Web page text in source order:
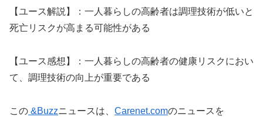
【ユース解説】：一人暮らしの高齢者は調理技術が低いと
死亡リスクが高まる可能性がある
【ユース感想】：一人暮らしの高齢者の健康リスクにおい
て、調理技術の向上が重要である
この &Buzzニュースは、 Carenet.comのニュースを